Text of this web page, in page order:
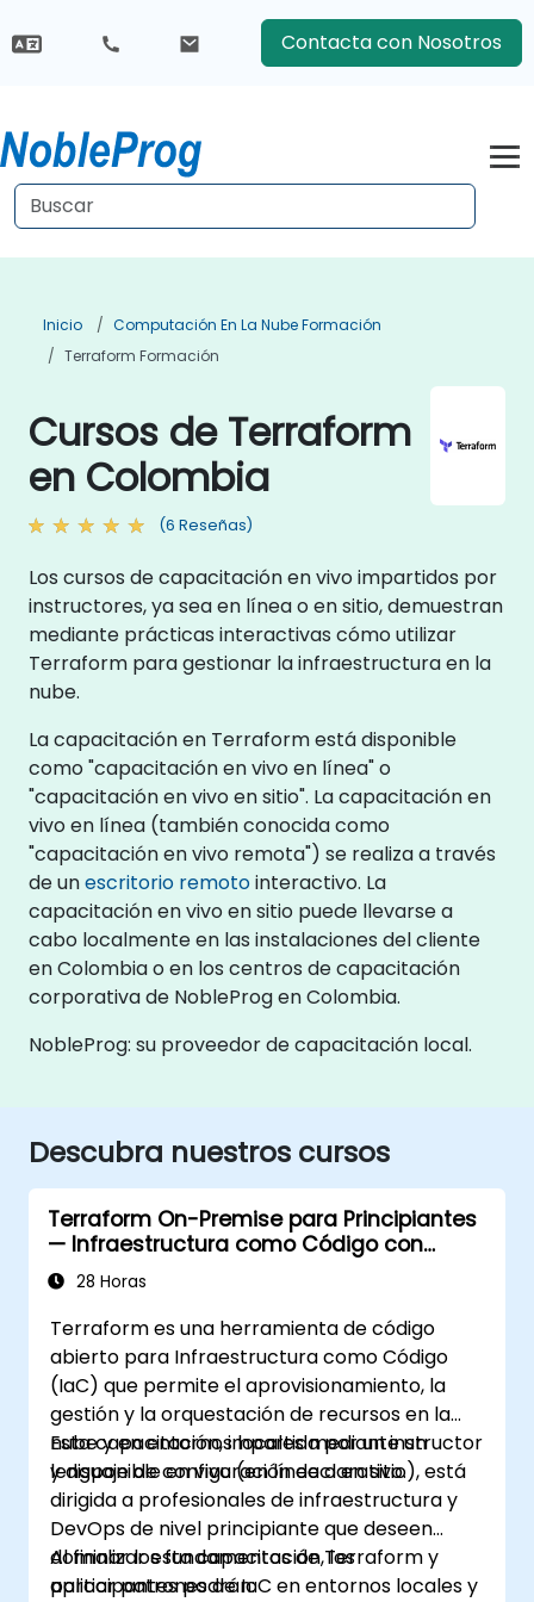
Contacta con Nosotros
Inicio
Computación En La Nube Formación
Terraform Formación
Cursos de Terraform
en Colombia
(6 Reseñas)
Los cursos de capacitación en vivo impartidos por
instructores, ya sea en línea o en sitio, demuestran
mediante prácticas interactivas cómo utilizar
Terraform para gestionar la infraestructura en la
nube.
La capacitación en Terraform está disponible
como "capacitación en vivo en línea" o
"capacitación en vivo en sitio". La capacitación en
vivo en línea (también conocida como
"capacitación en vivo remota") se realiza a través
de unescritorio remotointeractivo. La
capacitación en vivo en sitio puede llevarse a
cabo localmente en las instalaciones del cliente
en Colombia o en los centros de capacitación
corporativa de NobleProg en Colombia.
NobleProg: su proveedor de capacitación local.
Descubra nuestros cursos
Terraform On-Premise para Principiantes
— Infraestructura como Código con
Gestión de Dispositivos en Azure
28 Horas
Terraform es una herramienta de código
abierto para Infraestructura como Código
(IaC) que permite el aprovisionamiento, la
gestión y la orquestación de recursos en la
nube y en entornos locales mediante un
lenguaje de configuración declarativo.
Esta capacitación, impartida por un instructor
y disponible en vivo (en línea o en sitio), está
dirigida a profesionales de infraestructura y
DevOps de nivel principiante que deseen
dominar los fundamentos de Terraform y
aplicar patrones de IaC en entornos locales y
Al finalizar esta capacitación, los
participantes podrán: